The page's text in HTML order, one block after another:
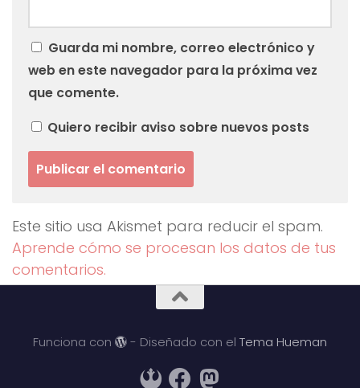
Guarda mi nombre, correo electrónico y
web en este navegador para la próxima vez
que comente.
Quiero recibir aviso sobre nuevos posts
Este sitio usa Akismet para reducir el spam.
Aprende cómo se procesan los datos de tus
comentarios.
Funciona con - Diseñado con el Tema Hueman